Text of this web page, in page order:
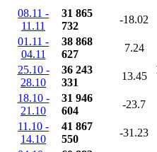
08.11 -
11.11
31 865
732
-18.02
01.11 -
04.11
38 868
627
7.24
25.10 -
28.10
36 243
331
13.45
18.10 -
21.10
31 946
604
-23.7
11.10 -
14.10
41 867
550
-31.23